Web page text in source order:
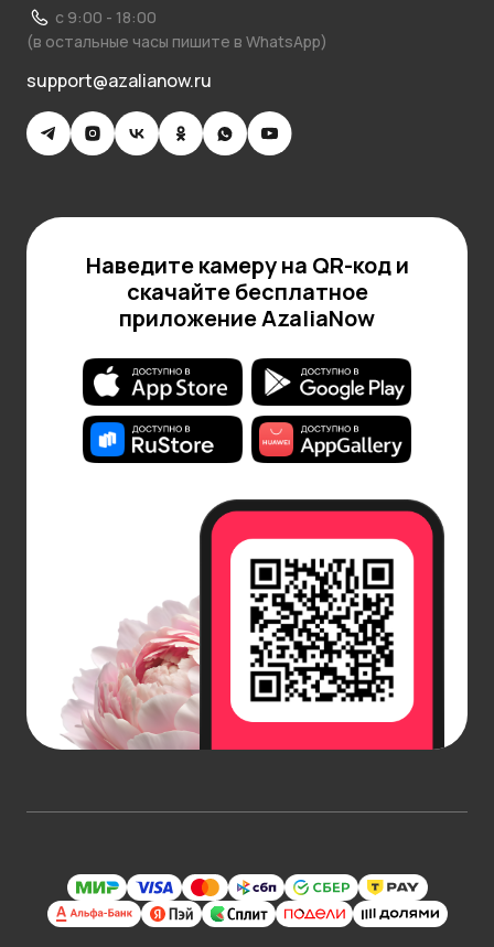
с 9:00 - 18:00
(в остальные часы пишите в WhatsApp)
support@azalianow.ru
Наведите камеру на QR-код и
скачайте бесплатное
приложение AzaliaNow